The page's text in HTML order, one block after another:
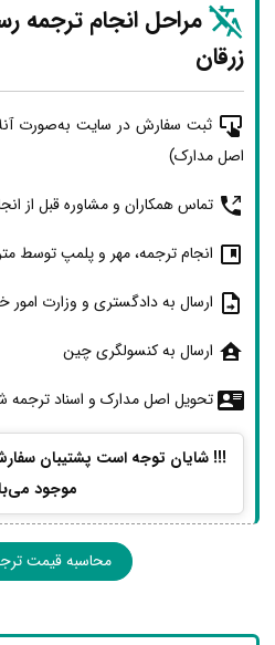
مراحل انجام ترجمه
زرقان
ثبت سفارش در سایت به‌صورت
اصل مدارک)
تماس همکاران و مشاوره قبل از
انجام ترجمه، مهر و پلمپ توسط
ارسال به دادگستری و وزارت امور
ارسال به کنسولگری چین
تحویل اصل مدارک و اسناد
!!! شایان توجه است پشتیبان
موجود
محاسبه قیمت